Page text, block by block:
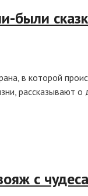
были
в которой
рассказывают
с